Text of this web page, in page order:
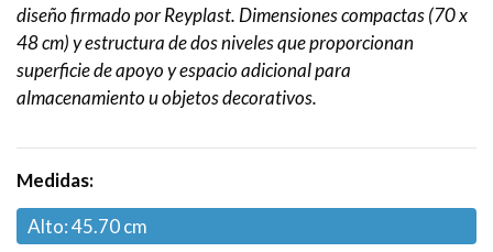
diseño firmado por Reyplast. Dimensiones compactas (70 x
48 cm) y estructura de dos niveles que proporcionan
superficie de apoyo y espacio adicional para
almacenamiento u objetos decorativos.
Medidas:
Alto: 45.70 cm